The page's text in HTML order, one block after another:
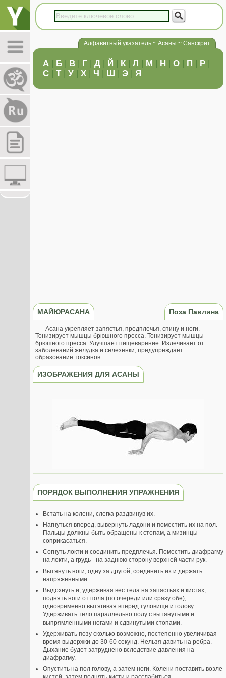
Алфавитный указатель ~ Асаны ~ Санскрит
А | Б | В | Г | Д | Й | К | Л | М | Н | О | П | Р |
С | Т| У | Х | Ч | Ш | Э | Я
МАЙЮРАСАНА Поза Павлина
Асана укрепляет запястья, предплечья, спину и ноги.
Тонизирует мышцы брюшного пресса. Тонизирует мышцы
брюшного пресса. Улучшает пищеварение. Излечивает от
заболеваний желудка и селезенки, предупреждает
образование токсинов.
ИЗОБРАЖЕНИЯ ДЛЯ АСАНЫ
ПОРЯДОК ВЫПОЛНЕНИЯ УПРАЖНЕНИЯ
Встать на колени, слегка раздвинув их.
Нагнуться вперед, вывернуть ладони и поместить их на пол.
Пальцы должны быть обращены к стопам, а мизинцы
соприкасаться.
Согнуть локти и соединить предплечья. Поместить диафрагму
на локти, а грудь - на заднюю сторону верхней части рук.
Вытянуть ноги, одну за другой, соединить их и держать
напряженными.
Выдохнуть и, удерживая вес тела на запястьях и кистях,
поднять ноги от пола (по очереди или сразу обе),
одновременно вытягивая вперед туловище и голову.
Удерживать тело параллельно полу с вытянутыми и
выпрямленными ногами и сдвинутыми стопами.
Удерживать позу сколько возможно, постепенно увеличивая
время выдержки до 30-60 секунд. Нельзя давить на ребра.
Дыхание будет затруднено вследствие давления на
диафрагму.
Опустить на пол голову, а затем ноги. Колени поставить возле